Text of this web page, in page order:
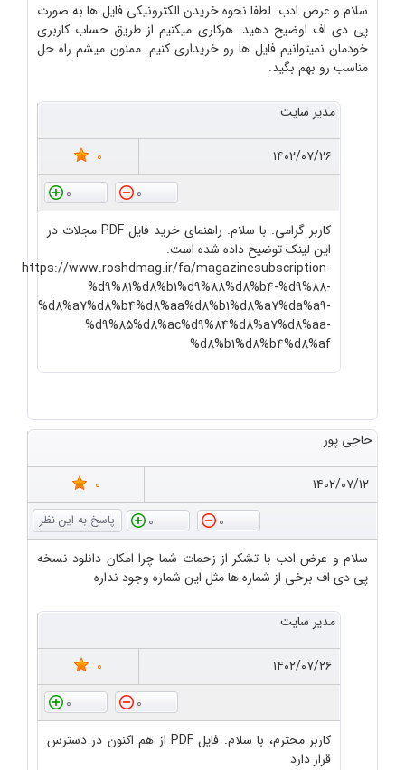
سلام و عرض ادب. لطفا نحوه خریدن الکترونیکی فایل ها به صورت
پی دی اف اوضیح دهید. هرکاری میکنیم از طریق حساب کاربری
خودمان نمیتوانیم فایل ها رو خریداری کنیم. ممنون میشم راه حل
مناسب رو بهم بگید.
مدیر سایت
۱۴۰۲/۰۷/۲۶
0
0
0
کاربر گرامی. با سلام. راهنمای خرید فایل PDF مجلات در
این لینک توضیح داده شده است.
https://www.roshdmag.ir/fa/magazinesubscription-
%d9%81%d8%b1%d9%88%d8%b4-%d9%88-
%d8%a7%d8%b4%d8%aa%d8%b1%d8%a7%da%a9-
%d9%85%d8%ac%d9%84%d8%a7%d8%aa-
%d8%b1%d8%b4%d8%af
حاجی پور
۱۴۰۲/۰۷/۱۲
0
0
0
سلام و عرض ادب با تشکر از زحمات شما چرا امکان دانلود نسخه
پی دی اف برخی از شماره ها مثل این شماره وجود نداره
مدیر سایت
۱۴۰۲/۰۷/۲۶
0
0
0
کاربر محترم، با سلام. فایل PDF از هم اکنون در دسترس
قرار دارد